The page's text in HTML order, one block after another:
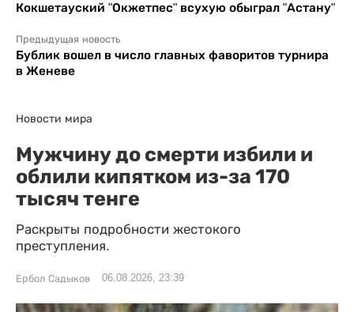
Кокшетауский "Окжетпес" всухую обыграл "Астану"
Предыдущая новость
Бублик вошел в число главных фаворитов турнира
в Женеве
Новости мира
Мужчину до смерти избили и
облили кипятком из-за 170
тысяч тенге
Раскрыты подробности жестокого
преступления.
Ербол Садыков 06.08.2026, 23:39